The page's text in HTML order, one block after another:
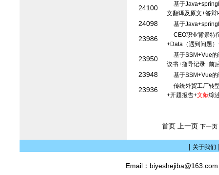
24100
基于
文翻译及原文+答
24098 基于
23986
CEO职业背景特
+Data（遇到问题
23950
基于SSM+Vue
议书+指导记录+前
23948 基于SSM+Vue
23936
传统外贸工厂转
+开题报告+文献综
首页 上一页 下一页
| 关于我们
Email：